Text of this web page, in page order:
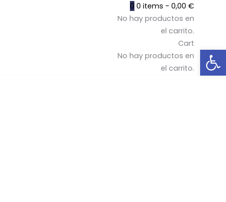
0 0 items -0,00€
No hay productos en
el carrito.
Cart
No hay productos en
el carrito.
Abrir barra de herramientas